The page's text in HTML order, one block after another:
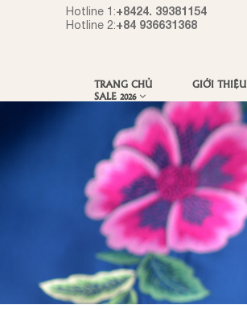
Hotline 1:+8424. 39381154
Hotline 2:+84 936631368
TRANG CHỦ GIỚI THIỆU
SALE 2026